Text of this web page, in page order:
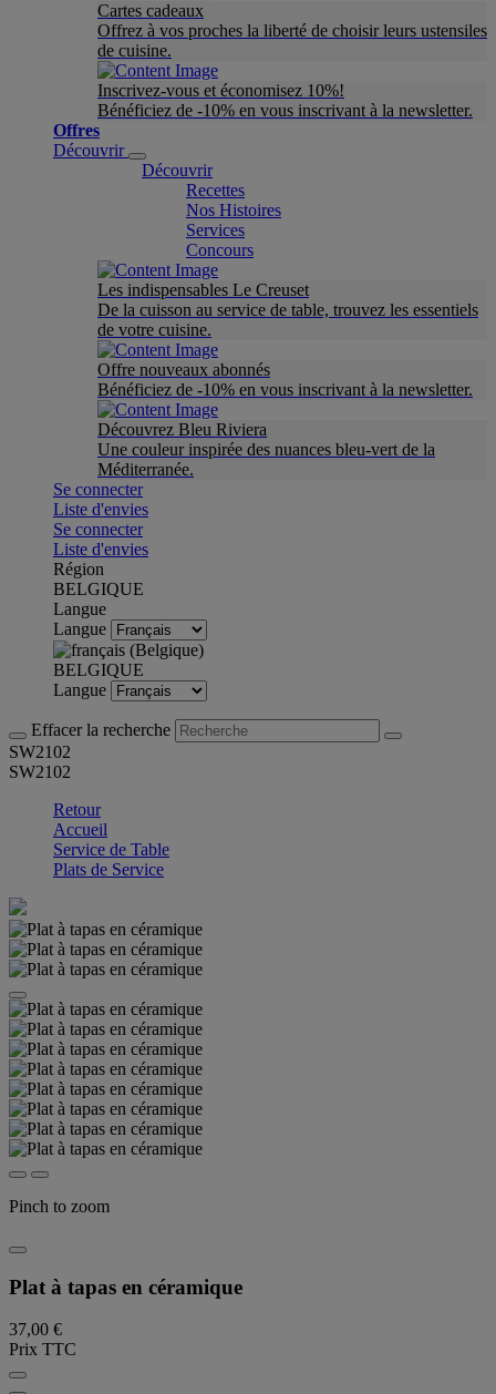
Cartes cadeaux
Offrez à vos proches la liberté de choisir leurs ustensiles
de cuisine.
Inscrivez-vous et économisez 10%!
Bénéficiez de -10% en vous inscrivant à la newsletter.
Offres
Découvrir
Découvrir
Recettes
Nos Histoires
Services
Concours
Les indispensables Le Creuset
De la cuisson au service de table, trouvez les essentiels
de votre cuisine.
Offre nouveaux abonnés
Bénéficiez de -10% en vous inscrivant à la newsletter.
Découvrez Bleu Riviera
Une couleur inspirée des nuances bleu-vert de la
Méditerranée.
Se connecter
Liste d'envies
Se connecter
Liste d'envies
Région
BELGIQUE
Langue
Langue
BELGIQUE
Langue
Effacer la recherche
SW2102
SW2102
Retour
Accueil
Service de Table
Plats de Service
Pinch to zoom
Plat à tapas en céramique
37,00 €
Prix TTC